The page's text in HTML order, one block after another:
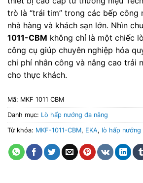
trò là “trái tim” trong các bếp công
nhà hàng và khách sạn lớn. Nhìn
1011-CBM không chỉ là một chiếc
công cụ giúp chuyên nghiệp hóa
chi phí nhân công và nâng cao trải
cho thực khách.
Mã: MKF 1011 CBM
Danh mục: Lò hấp nướng đa năng
Từ khóa: MKF-1011-CBM, EKA, lò hấp nướng